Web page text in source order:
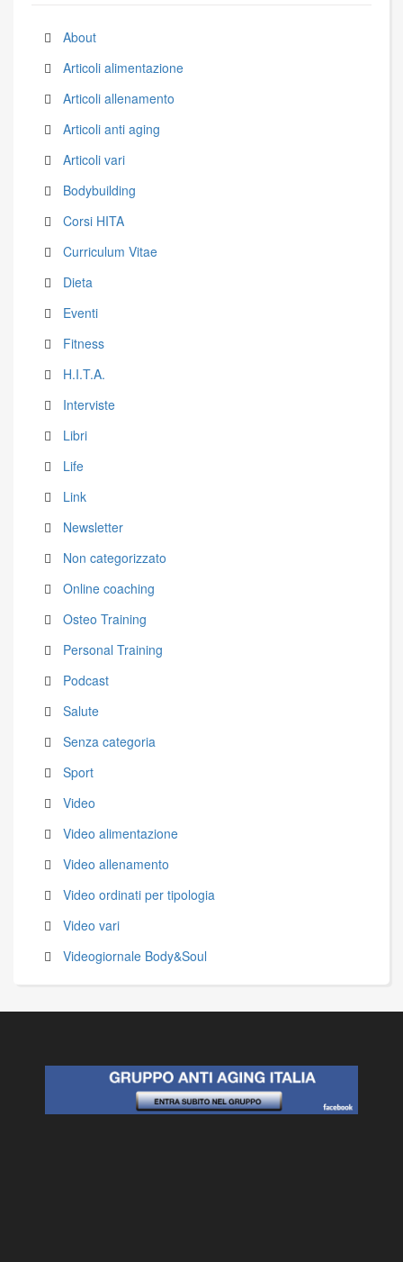
About
Articoli alimentazione
Articoli allenamento
Articoli anti aging
Articoli vari
Bodybuilding
Corsi HITA
Curriculum Vitae
Dieta
Eventi
Fitness
H.I.T.A.
Interviste
Libri
Life
Link
Newsletter
Non categorizzato
Online coaching
Osteo Training
Personal Training
Podcast
Salute
Senza categoria
Sport
Video
Video alimentazione
Video allenamento
Video ordinati per tipologia
Video vari
Videogiornale Body&Soul